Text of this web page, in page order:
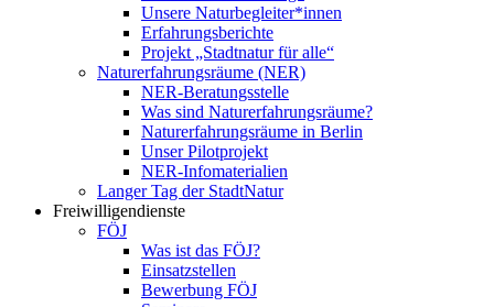
Unsere Naturbegleiter*innen
Erfahrungsberichte
Projekt „Stadtnatur für alle“
Naturerfahrungsräume (NER)
NER-Beratungsstelle
Was sind Naturerfahrungsräume?
Naturerfahrungsräume in Berlin
Unser Pilotprojekt
NER-Infomaterialien
Langer Tag der StadtNatur
Freiwilligendienste
FÖJ
Was ist das FÖJ?
Einsatzstellen
Bewerbung FÖJ